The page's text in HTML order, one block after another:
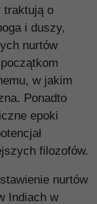
traktują o
i duszy,
nurtów
w jakim
Ponadto
epoki
filozofów.
nurtów
Indiach w